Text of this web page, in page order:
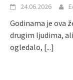
24.06.2026
Godinama je ova
drugim ljudima,
ogledalo, [...]